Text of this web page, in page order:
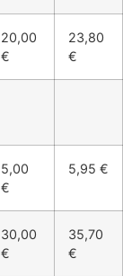
20,00
€
23,80
€
5,00
€
5,95 €
30,00
€
35,70
€